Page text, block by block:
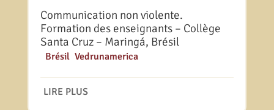
Communication non violente.
Formation des enseignants – Collège
Santa Cruz – Maringá, Brésil
Brésil, Vedrunamerica
LIRE PLUS